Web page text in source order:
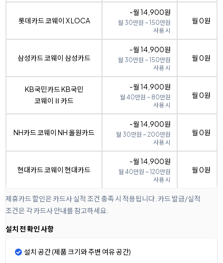
롯데카드 코웨이 X LOCA
-월 14,900원
월 30만원 ~ 150만원
사용 시
월 0원
삼성카드 코웨이 삼성카드
-월 14,900원
월 30만원 ~ 150만원
사용 시
월 0원
KB국민카드 KB국민
코웨이Ⅱ카드
-월 14,900원
월 40만원 ~ 80만원
사용 시
월 0원
NH카드 코웨이 NH 올원카드
-월 14,900원
월 30만원 ~ 200만원
사용 시
월 0원
현대카드 코웨이 현대카드
-월 14,900원
월 40만원 ~ 120만원
사용 시
월 0원
제휴카드 할인은 카드사 실적 조건 충족 시 적용됩니다. 카드 발급/실적
조건은 각 카드사 안내를 참고하세요.
설치 전 확인 사항
설치 공간 (제품 크기와 주변 여유 공간)